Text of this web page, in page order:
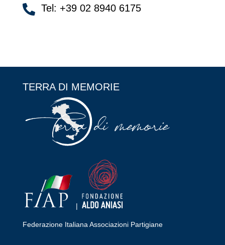
 Tel: +39 02 8940 6175
TERRA DI MEMORIE
|
Federazione Italiana Associazioni Partigiane
RIPRISTINA